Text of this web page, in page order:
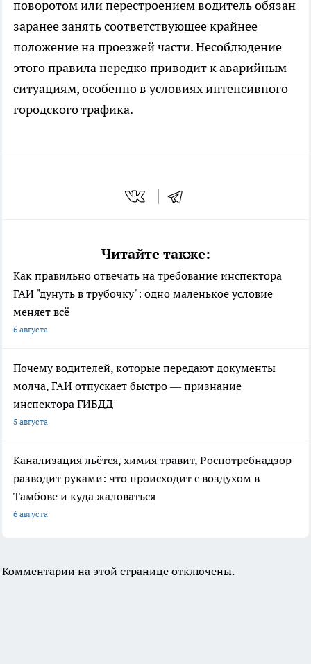
поворотом или перестроением водитель обязан
заранее занять соответствующее крайнее
положение на проезжей части. Несоблюдение
этого правила нередко приводит к аварийным
ситуациям, особенно в условиях интенсивного
городского трафика.
Читайте также:
Как правильно отвечать на требование инспектора
ГАИ "дунуть в трубочку": одно маленькое условие
меняет всё
6 августа
Почему водителей, которые передают документы
молча, ГАИ отпускает быстро — признание
инспектора ГИБДД
5 августа
Канализация льётся, химия травит, Роспотребнадзор
разводит руками: что происходит с воздухом в
Тамбове и куда жаловаться
6 августа
Комментарии на этой странице отключены.